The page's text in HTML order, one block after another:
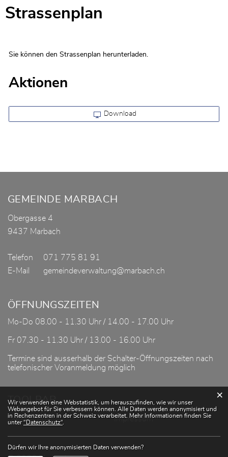
Strassenplan
Sie können den Strassenplan herunterladen.
Aktionen
Download
Fusszeile
GEMEINDE MARBACH
Obergasse 4
9437 Marbach
Telefon
071 775 81 91
E-Mail
gemeindeverwaltung@marbach.ch
ÖFFNUNGSZEITEN
Mo-Do 08.00 - 11.30 Uhr / 14.00 - 17.00 Uhr
Fr 07.30 - 11.30 Uhr / 13.00 - 16.00 Uhr
Termine sind ausserhalb der Schalter-Öffnungszeiten nach
telefonischer Voranmeldung möglich
TOOLBAR
Datenschutz Impressum
Webstatistik
Wir verwenden eine Webstatistik, um herauszufinden, wie wir unser
Webangebot für Sie verbessern können. Alle Daten werden anonymisiert und
in Rechenzentren in der Schweiz verarbeitet. Mehr Informationen finden Sie
unter“Datenschutz“.
Dürfen wir Ihre anonymisierten Daten verwenden?
×